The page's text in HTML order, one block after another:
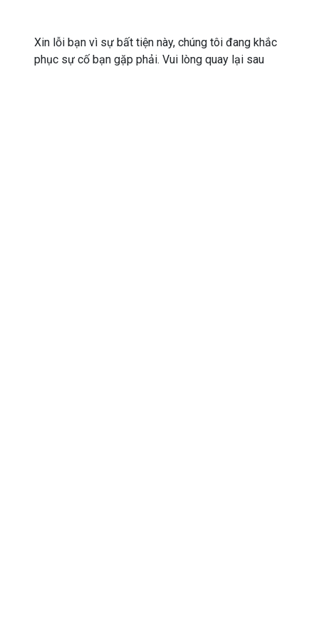
Xin lỗi bạn vì sự bất tiện này, chúng tôi đang khắc
phục sự cố bạn gặp phải. Vui lòng quay lại sau